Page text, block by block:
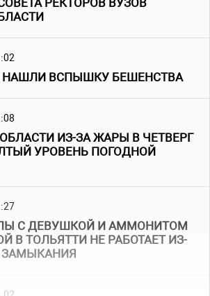
РЕКТОРОВ ВУЗОВ
ВСПЫШКУ БЕШЕНСТВА
ИЗ-ЗА ЖАРЫ В ЧЕТВЕРГ
УРОВЕНЬ ПОГОДНОЙ
С ДЕВУШКОЙ И АММОНИТОМ
В ТОЛЬЯТТИ НЕ РАБОТАЕТ ИЗ-
ЗАМЫКАНИЯ